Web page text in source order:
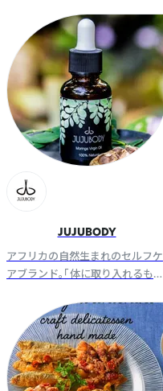
味しい食を全国に。
JUJUBODY
アフリカの自然生まれのセルフケ
アブランド。「体に取り入れるもの
もと、化学的添加物を一切使わな
いスキンケアとインナーケア。